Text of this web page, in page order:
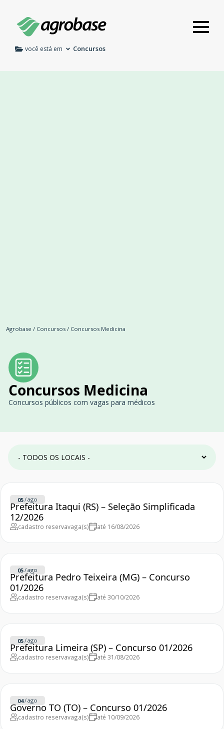
você está em Concursos
Agrobase / Concursos / Concursos Medicina
Concursos Medicina
Concursos públicos com vagas para médicos
05/ago
Prefeitura Itaqui (RS) – Seleção Simplificada
12/2026
cadastro reservavaga(s) até 16/08/2026
05/ago
Prefeitura Pedro Teixeira (MG) – Concurso
01/2026
cadastro reservavaga(s) até 30/10/2026
05/ago
Prefeitura Limeira (SP) – Concurso 01/2026
cadastro reservavaga(s) até 31/08/2026
04/ago
Governo TO (TO) – Concurso 01/2026
cadastro reservavaga(s) até 10/09/2026